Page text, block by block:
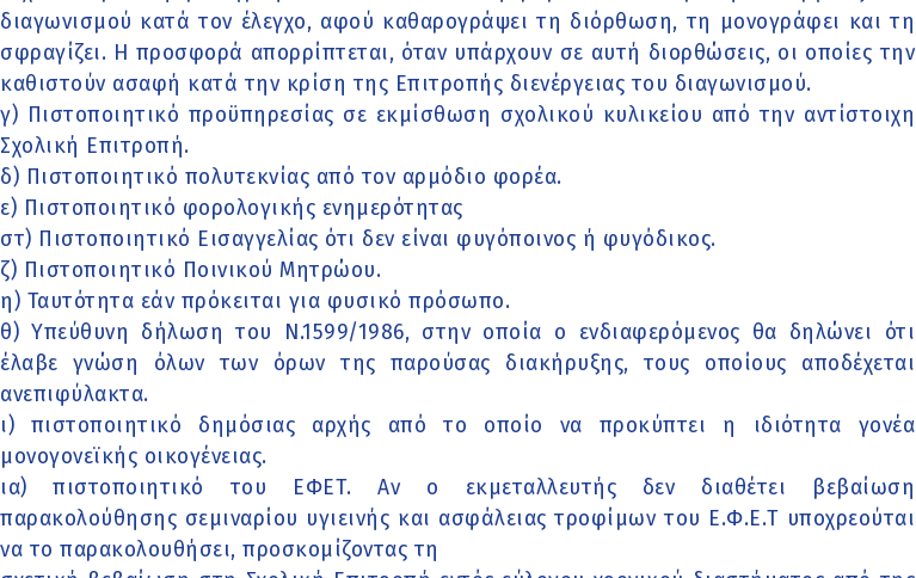
διαγωνισμού κατά τον έλεγχο, αφού καθαρογράψει τη διόρθωση, τη μονογράφει και τη
σφραγίζει. Η προσφορά απορρίπτεται, όταν υπάρχουν σε αυτή διορθώσεις, οι οποίες την
καθιστούν ασαφή κατά την κρίση της Επιτροπής διενέργειας του διαγωνισμού.
γ) Πιστοποιητικό προϋπηρεσίας σε εκμίσθωση σχολικού κυλικείου από την αντίστοιχη
Σχολική Επιτροπή.
δ) Πιστοποιητικό πολυτεκνίας από τον αρμόδιο φορέα.
ε) Πιστοποιητικό φορολογικής ενημερότητας
στ) Πιστοποιητικό Εισαγγελίας ότι δεν είναι φυγόποινος ή φυγόδικος.
ζ) Πιστοποιητικό Ποινικού Μητρώου.
η) Ταυτότητα εάν πρόκειται για φυσικό πρόσωπο.
θ) Υπεύθυνη δήλωση του Ν.1599/1986, στην οποία ο ενδιαφερόμενος θα δηλώνει ότι
έλαβε γνώση όλων των όρων της παρούσας διακήρυξης, τους οποίους αποδέχεται
ανεπιφύλακτα.
ι) πιστοποιητικό δημόσιας αρχής από το οποίο να προκύπτει η ιδιότητα γονέα
μονογονεϊκής οικογένειας.
ια) πιστοποιητικό του ΕΦΕΤ. Αν ο εκμεταλλευτής δεν διαθέτει βεβαίωση
παρακολούθησης σεμιναρίου υγιεινής και ασφάλειας τροφίμων του Ε.Φ.Ε.Τ υποχρεούται
να το παρακολουθήσει, προσκομίζοντας τη